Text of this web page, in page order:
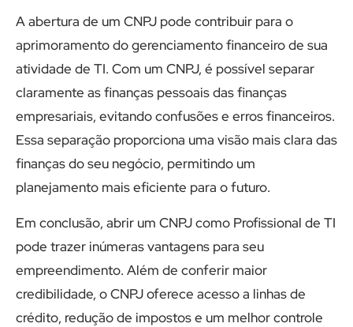
A abertura de um CNPJ pode contribuir para o
aprimoramento do gerenciamento financeiro de sua
atividade de TI. Com um CNPJ, é possível separar
claramente as finanças pessoais das finanças
empresariais, evitando confusões e erros financeiros.
Essa separação proporciona uma visão mais clara das
finanças do seu negócio, permitindo um
planejamento mais eficiente para o futuro.
Em conclusão, abrir um CNPJ como Profissional de TI
pode trazer inúmeras vantagens para seu
empreendimento. Além de conferir maior
credibilidade, o CNPJ oferece acesso a linhas de
crédito, redução de impostos e um melhor controle